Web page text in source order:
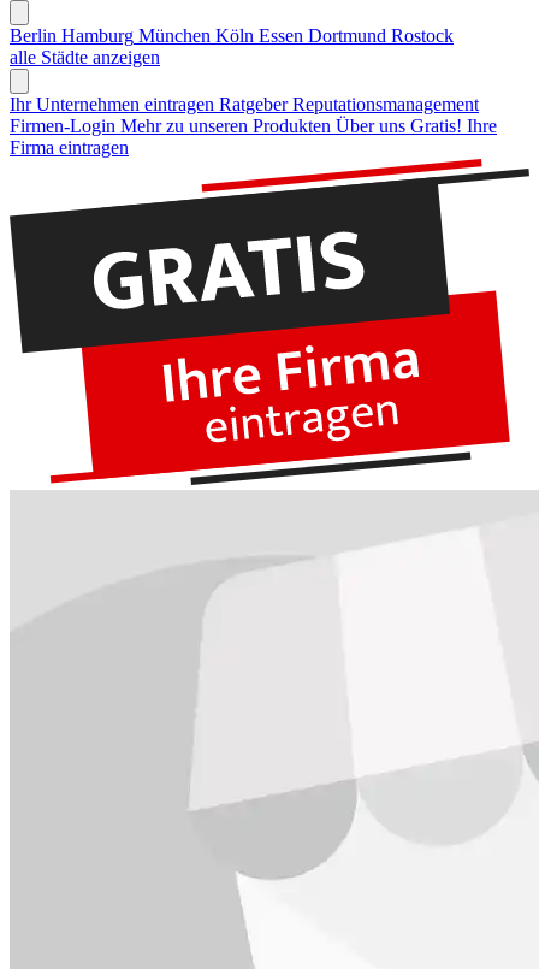
Berlin Hamburg München Köln Essen Dortmund Rostock
alle Städte anzeigen
Ihr Unternehmen eintragen Ratgeber Reputationsmanagement
Firmen-Login Mehr zu unseren Produkten Über uns Gratis! Ihre
Firma eintragen